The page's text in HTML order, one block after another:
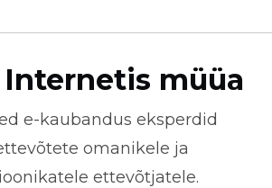
Internetis müüa
e-kaubandus eksperdid
omanikele ja
ettevõtjatele.